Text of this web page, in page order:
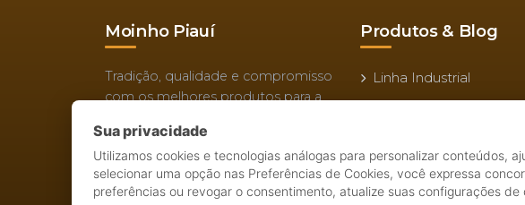
Moinho Piauí
Tradição, qualidade e compromisso
com os melhores produtos para a
Nossa História
Missão, Visão e Valores
Produtos & Blog
Linha Industrial
Acesse Nosso Blog
Sua privacidade
Utilizamos cookies e tecnologias análogas para personalizar conteúdos,
selecionar uma opção nas Preferências de Cookies, você expressa
preferências ou revogar o consentimento, atualize suas configurações de